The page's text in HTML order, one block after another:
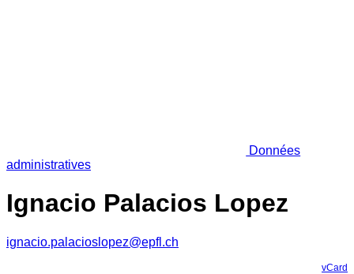
Données
administratives
Ignacio Palacios Lopez
ignacio.palacioslopez@epfl.ch
vCard